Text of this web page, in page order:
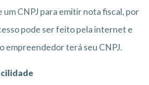
um CNPJ para emitir nota fiscal, por
pode ser feito pela internet e
empreendedor terá seu CNPJ.